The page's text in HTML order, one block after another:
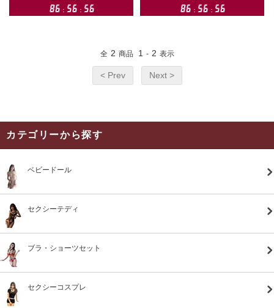
全 2 商品 1 - 2 表示
< Prev Next >
カテゴリーから探す
ベビードール
セクシーテディ
ブラ・ショーツセット
セクシーコスプレ